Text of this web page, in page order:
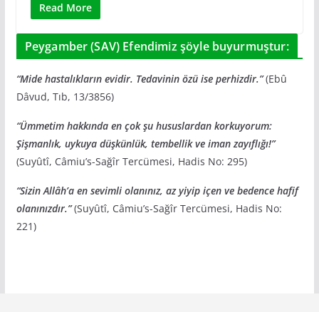
Read More
Peygamber (SAV) Efendimiz şöyle buyurmuştur:
“Mide hastalıkların evidir. Tedavinin özü ise perhizdir.”(Ebû
Dâvud, Tıb, 13/3856)
“Ümmetim hakkında en çok şu hususlardan korkuyorum:
Şişmanlık, uykuya düşkünlük, tembellik ve iman zayıflığı!”
(Suyûtî, Câmiu’s-Sağîr Tercümesi, Hadis No: 295)
“Sizin Allâh’a en sevimli olanınız, az yiyip içen ve bedence hafif
olanınızdır.”(Suyûtî, Câmiu’s-Sağîr Tercümesi, Hadis No:
221)